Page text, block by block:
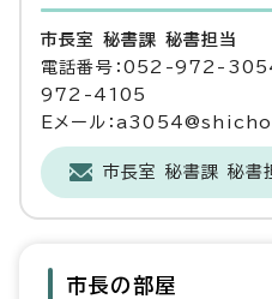
市長室 秘書課 秘書担当
電話番号：052-972-
972-4105
Eメール：
市長室 秘書課 秘書
市長の部屋